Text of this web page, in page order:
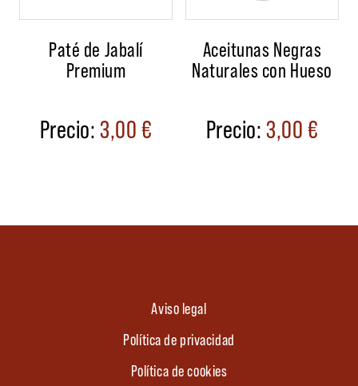
Paté de Jabalí
Premium
3,00€
Aceitunas Negras
Naturales con Hueso
3,00€
Aviso legal
Política de privacidad
Política de cookies